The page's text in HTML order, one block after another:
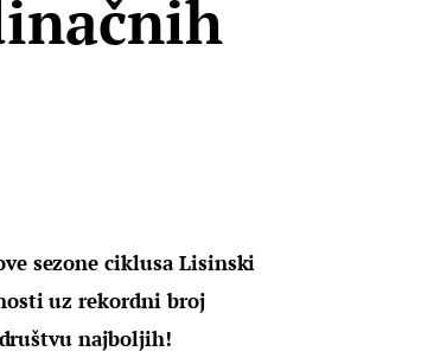
sezone ciklusa Lisinski
uz rekordni broj
najboljih!